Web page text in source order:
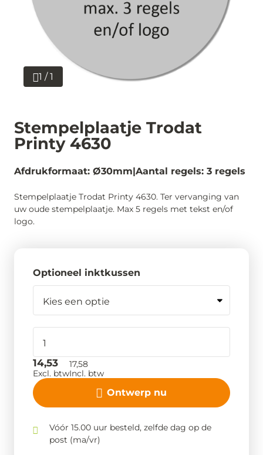
1 / 1
Stempelplaatje Trodat
Printy 4630
Afdrukformaat: Ø30mm Aantal regels: 3 regels
Stempelplaatje Trodat Printy 4630. Ter vervanging van
uw oude stempelplaatje. Max 5 regels met tekst en/of
logo.
Optioneel inktkussen
Ontwerp nu
14,53
Excl. btw
17,58
Incl. btw
Vóór 15.00 uur besteld, zelfde dag op de
post (ma/vr)